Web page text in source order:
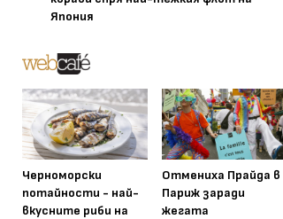
Япония
Черноморски
потайности - най-
вкусните риби на
Отмениха Прайда в
Париж заради
жегата